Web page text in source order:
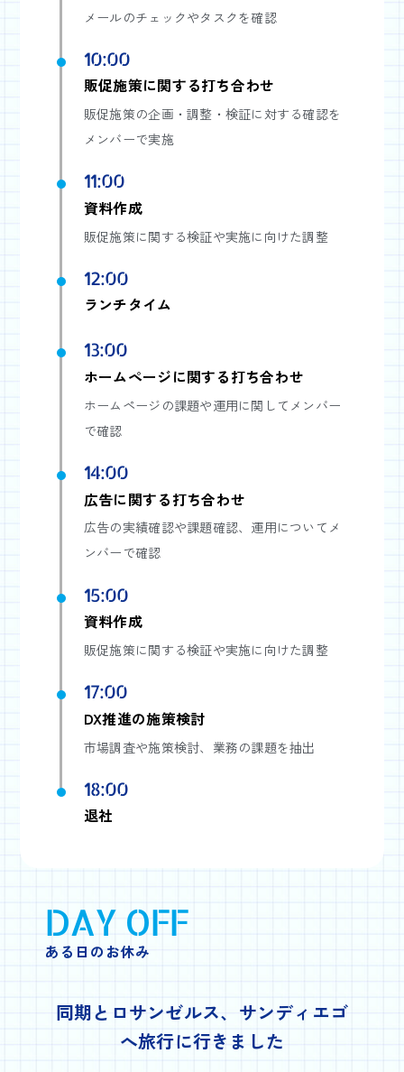
メールのチェックやタスクを確認
10:00
販促施策に関する打ち合わせ
販促施策の企画・調整・検証に対する確認を
メンバーで実施
11:00
資料作成
販促施策に関する検証や実施に向けた調整
12:00
ランチタイム
13:00
ホームページに関する打ち合わせ
ホームページの課題や運用に関してメンバー
で確認
14:00
広告に関する打ち合わせ
広告の実績確認や課題確認、運用についてメ
ンバーで確認
15:00
資料作成
販促施策に関する検証や実施に向けた調整
17:00
DX推進の施策検討
市場調査や施策検討、業務の課題を抽出
18:00
退社
DAY OFF
ある日のお休み
同期とロサンゼルス、サンディエゴ
へ旅行に行きました